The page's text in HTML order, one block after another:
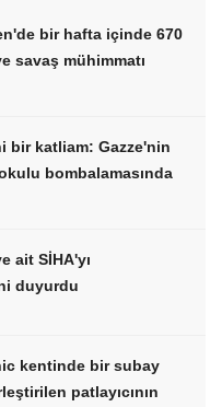
bir hafta içinde 670
savaş mühimmatı
bir katliam: Gazze'nin
bombalamasında
ait SİHA'yı
duyurdu
kentinde bir subay
patlayıcının